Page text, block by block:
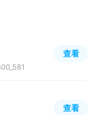
查看
查看